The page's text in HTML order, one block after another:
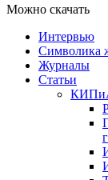
Можно скачать
Интервью
Символика
Журналы
Статьи